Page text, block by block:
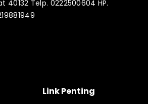
40132 Telp. 0222500604 HP.
Link Penting